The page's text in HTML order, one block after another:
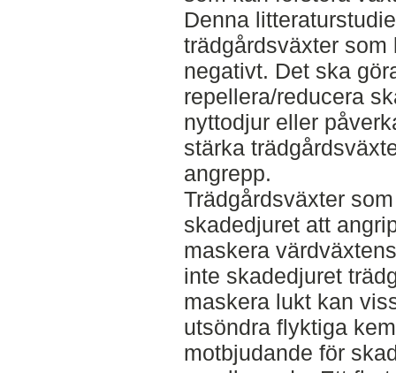
Denna
trädgårdsväxter
negativt. Det ska
repellera/reducera
nyttodjur eller
stärka
angrepp.
Trädgårdsväxter
skadedjuret att
maskera
inte skadedjuret
maskera lukt kan
utsöndra flyktiga
motbjudande för